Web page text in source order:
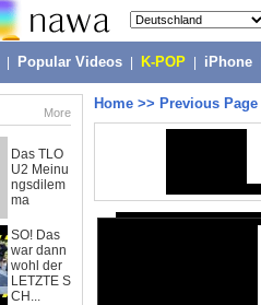
Popular Videos K-POP iPhone
More
Das TLO
U2 Meinu
ngsdilem
ma
SO! Das
war dann
wohl der
LETZTE S
CH...
Home >> Previous Page